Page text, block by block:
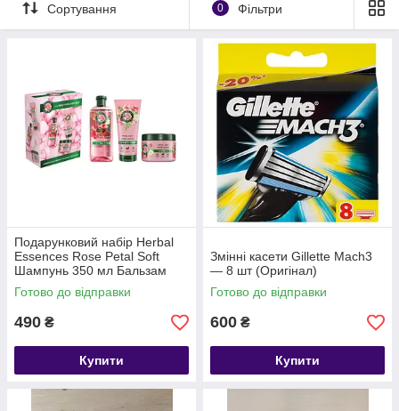
Сортування 0 Фільтри
Подарунковий набір Herbal
Essences Rose Petal Soft
Шампунь 350 мл Бальзам
250 мл Маска 300 мл
Готово до відправки
490 ₴
Купити
Змінні касети Gillette Mach3
— 8 шт (Оригінал)
Готово до відправки
600 ₴
Купити